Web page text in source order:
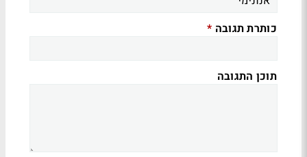
כותרת תגובה *
תוכן התגובה